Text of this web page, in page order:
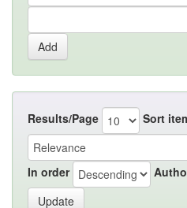
Results/Page Sort
In order